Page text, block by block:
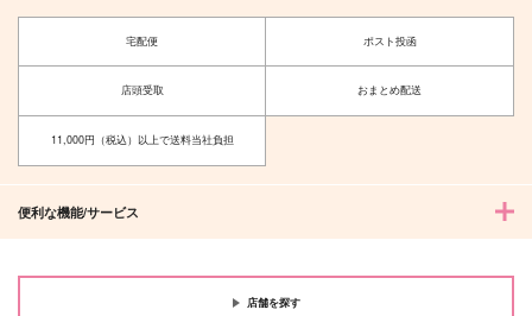
宅配便 ポスト投函
店頭受取 おまとめ配送
11,000円（税込）以上で送料当社負担
便利な機能/サービス
店舗を探す